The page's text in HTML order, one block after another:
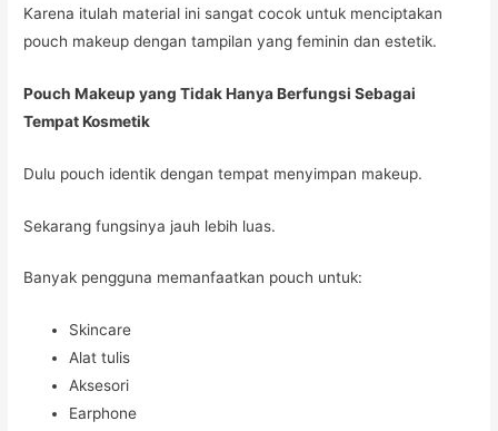
Karena itulah material ini sangat cocok untuk menciptakan
pouch makeup dengan tampilan yang feminin dan estetik.
Pouch Makeup yang Tidak Hanya Berfungsi Sebagai
Tempat Kosmetik
Dulu pouch identik dengan tempat menyimpan makeup.
Sekarang fungsinya jauh lebih luas.
Banyak pengguna memanfaatkan pouch untuk:
Skincare
Alat tulis
Aksesori
Earphone